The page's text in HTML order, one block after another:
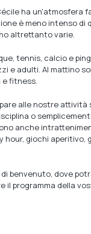
ha un'atmosfera
è meno intenso di
altrettanto varie.
tennis, calcio e
e adulti. Al mattino
e fitness.
alle nostre attività
o
anche
hour, giochi aperitivo,
benvenuto, dove
il programma della